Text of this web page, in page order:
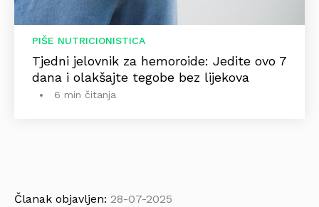
PIŠE NUTRICIONISTICA
Tjedni jelovnik za hemoroide: Jedite ovo 7
dana i olakšajte tegobe bez lijekova
6 min čitanja
Članak objavljen: 28-07-2025